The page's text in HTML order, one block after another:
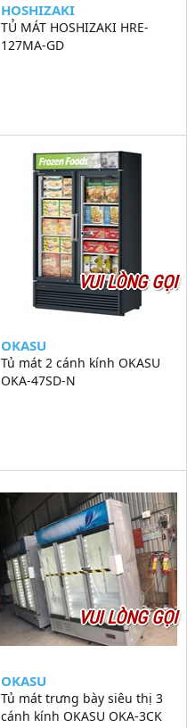
HOSHIZAKI
TỦ MÁT HOSHIZAKI HRE-
127MA-GD
VUI LÒNG GỌI
OKASU
Tủ mát 2 cánh kính OKASU
OKA-47SD-N
VUI LÒNG GỌI
OKASU
Tủ mát trưng bày siêu thị 3
cánh kính OKASU OKA-3CK